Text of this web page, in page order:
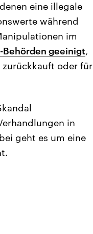
eine illegale
während
im
Behörden geeinigt,
zurückkauft oder für
in
geht es um eine